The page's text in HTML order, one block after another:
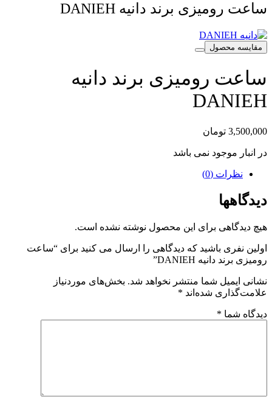
ساعت رومیزی برند دانیه DANIEH
مقایسه محصول
ساعت رومیزی برند دانیه
DANIEH
3,500,000 تومان
در انبار موجود نمی باشد
نظرات (0)
دیدگاهها
هیچ دیدگاهی برای این محصول نوشته نشده است.
اولین نفری باشید که دیدگاهی را ارسال می کنید برای “ساعت
رومیزی برند دانیه DANIEH”
نشانی ایمیل شما منتشر نخواهد شد. بخش‌های موردنیاز
علامت‌گذاری شده‌اند *
دیدگاه شما *